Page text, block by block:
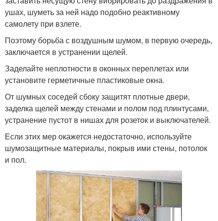
ушах, шуметь за ней надо подобно реактивному
самолету при взлете.
Поэтому борьба с воздушным шумом, в первую очередь,
заключается в устранении щелей.
Заделайте неплотности в оконных переплетах или
установите герметичные пластиковые окна.
От шумных соседей сбоку защитят плотные двери,
заделка щелей между стенами и полом под плинтусами,
устранение пустот в нишах для розеток и выключателей.
Если этих мер окажется недостаточно, используйте
шумозащитные материалы, покрыв ими стены, потолок
и пол.